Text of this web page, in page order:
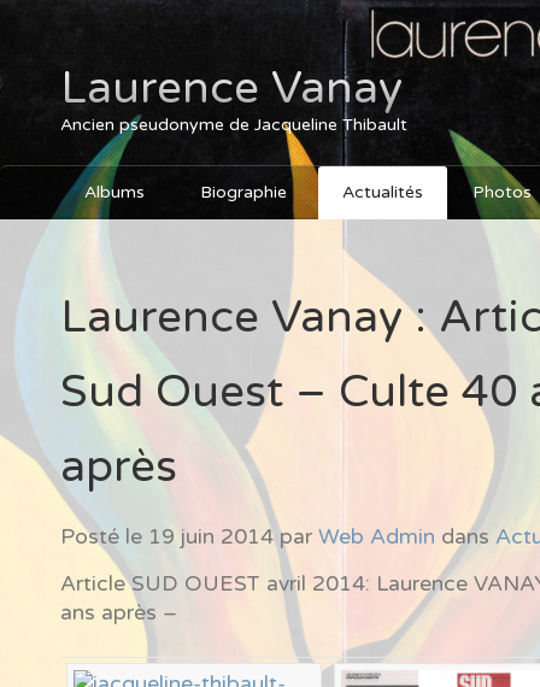
Laurence Vanay
Ancien pseudonyme de Jacqueline Thibault
Albums Biographie Actualités Photos
Laurence Vanay :
Sud Ouest – Culte 40
après
Posté le 19 juin 2014 par Web Admin dans
Article SUD OUEST avril 2014: Laurence
ans après –